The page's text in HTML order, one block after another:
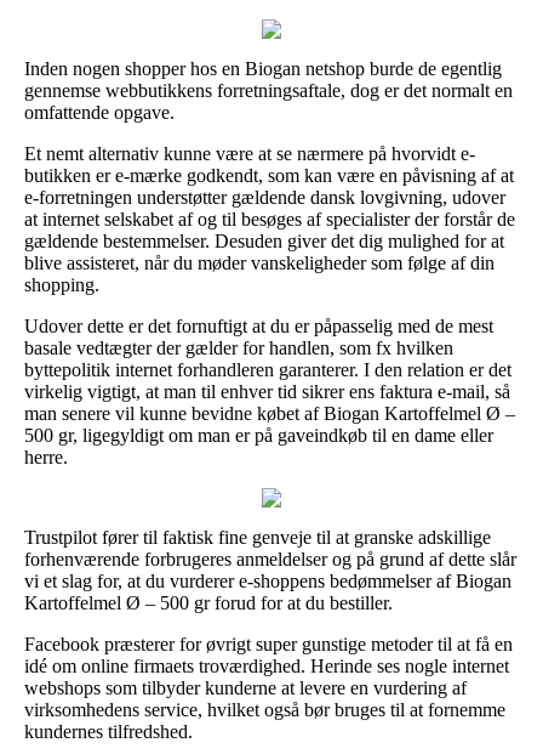
Inden nogen shopper hos en Biogan netshop burde de egentlig
gennemse webbutikkens forretningsaftale, dog er det normalt en
omfattende opgave.
Et nemt alternativ kunne være at se nærmere på hvorvidt e-
butikken er e-mærke godkendt, som kan være en påvisning af at
e-forretningen understøtter gældende dansk lovgivning, udover
at internet selskabet af og til besøges af specialister der forstår de
gældende bestemmelser. Desuden giver det dig mulighed for at
blive assisteret, når du møder vanskeligheder som følge af din
shopping.
Udover dette er det fornuftigt at du er påpasselig med de mest
basale vedtægter der gælder for handlen, som fx hvilken
byttepolitik internet forhandleren garanterer. I den relation er det
virkelig vigtigt, at man til enhver tid sikrer ens faktura e-mail, så
man senere vil kunne bevidne købet af Biogan Kartoffelmel Ø –
500 gr, ligegyldigt om man er på gaveindkøb til en dame eller
herre.
Trustpilot fører til faktisk fine genveje til at granske adskillige
forhenværende forbrugeres anmeldelser og på grund af dette slår
vi et slag for, at du vurderer e-shoppens bedømmelser af Biogan
Kartoffelmel Ø – 500 gr forud for at du bestiller.
Facebook præsterer for øvrigt super gunstige metoder til at få en
idé om online firmaets troværdighed. Herinde ses nogle internet
webshops som tilbyder kunderne at levere en vurdering af
virksomhedens service, hvilket også bør bruges til at fornemme
kundernes tilfredshed.